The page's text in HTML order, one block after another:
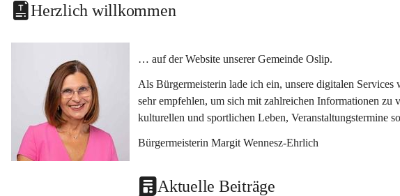
Herzlich willkommen
… auf der Website unserer Gemeinde Oslip.
Als Bürgermeisterin lade ich ein, unsere digitalen
sehr empfehlen, um sich mit zahlreichen Informationen zu
kulturellen und sportlichen Leben, Veranstaltungstermine
Bürgermeisterin Margit Wennesz-Ehrlich
Aktuelle Beiträge